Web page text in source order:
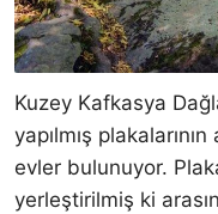
Kuzey Kafkasya
yapılmış
evler bulunuyor.
yerleştirilmiş ki